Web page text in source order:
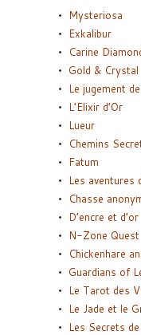
Mysteriosa
Exkalibur
Carine
Gold & Crystal
Le jugement
L’Elixir d’Or
Lueur
Chemins
Fatum
Les aventures
Chasse
D’encre et d’or
N-Zone Quest
Chickenhare
Guardians of
Le Tarot des
Le Jade et le
Les Secrets de